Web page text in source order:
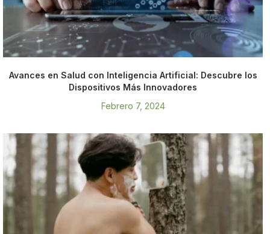
Avances en Salud con Inteligencia Artificial: Descubre los
Dispositivos Más Innovadores
Febrero 7, 2024